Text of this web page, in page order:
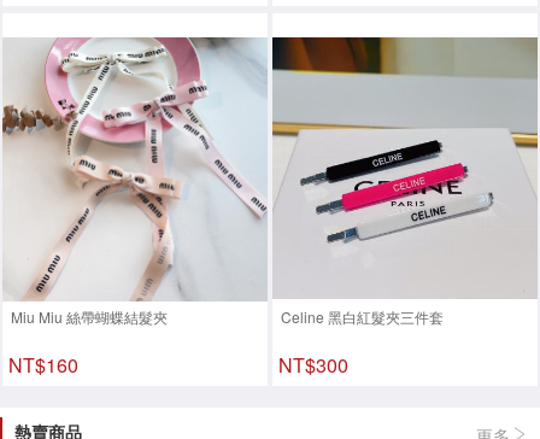
Miu Miu 絲帶蝴蝶結髮夾
NT$160
Celine 黑白紅髮夾三件套
NT$300
熱賣商品